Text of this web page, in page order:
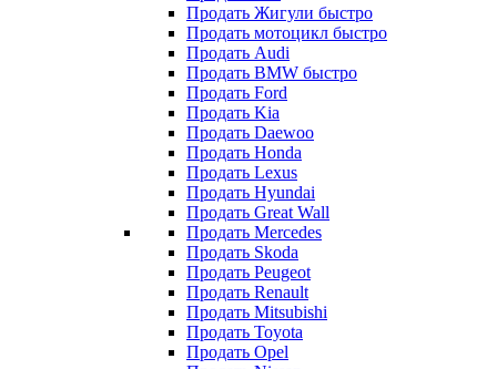
Продать Жигули быстро
Продать мотоцикл быстро
Продать Audi
Продать BMW быстро
Продать Ford
Продать Kia
Продать Daewoo
Продать Honda
Продать Lexus
Продать Hyundai
Продать Great Wall
Продать Mercedes
Продать Skoda
Продать Peugeot
Продать Renault
Продать Mitsubishi
Продать Toyota
Продать Opel